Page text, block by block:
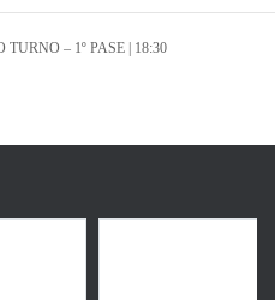
TURNO – 1º PASE | 18:30